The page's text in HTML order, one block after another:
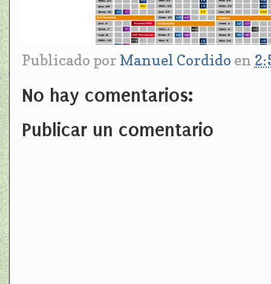
Publicado por Manuel Cordido en
No hay comentarios:
Publicar un comentario